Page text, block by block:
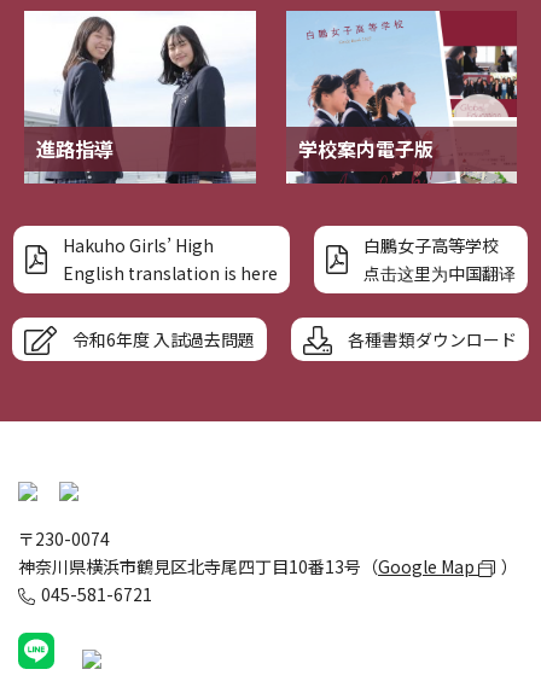
進路指導 学校案内電子版
Hakuho Girls’ High
English translation is here
白鵬女子高等学校
点击这里为中国翻译
令和6年度 入試過去問題 各種書類ダウンロード
〒230-0074
神奈川県横浜市鶴見区北寺尾四丁目10番13号（Google Map
）
045-581-6721